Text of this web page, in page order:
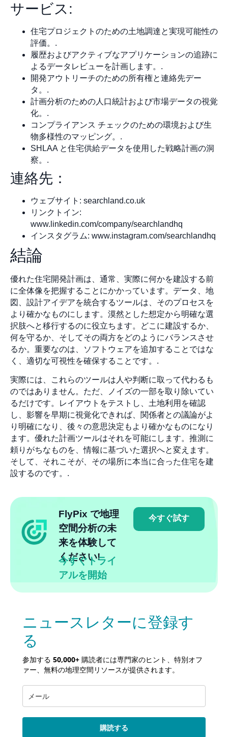
サービス:
住宅プロジェクトのための土地調達と実現可能性の
評価。.
履歴およびアクティブなアプリケーションの追跡に
よるデータレビューを計画します。.
開発アウトリーチのための所有権と連絡先デー
タ。.
計画分析のための人口統計および市場データの視覚
化。.
コンプライアンス チェックのための環境および生
物多様性のマッピング。.
SHLAA と住宅供給データを使用した戦略計画の洞
察。.
連絡先：
ウェブサイト: searchland.co.uk
リンクトイン:
www.linkedin.com/company/searchlandhq
インスタグラム: www.instagram.com/searchlandhq
結論
優れた住宅開発計画は、通常、実際に何かを建設する前
に全体像を把握することにかかっています。データ、地
図、設計アイデアを統合するツールは、そのプロセスを
より確かなものにします。漠然とした想定から明確な選
択肢へと移行するのに役立ちます。どこに建設するか、
何を守るか、そしてその両方をどのようにバランスさせ
るか。重要なのは、ソフトウェアを追加することではな
く、適切な可視性を確保することです。.
実際には、これらのツールは人や判断に取って代わるも
のではありません。ただ、ノイズの一部を取り除いてい
るだけです。レイアウトをテストし、土地利用を確認
し、影響を早期に視覚化できれば、関係者との議論がよ
り明確になり、後々の意思決定もより確かなものになり
ます。優れた計画ツールはそれを可能にします。推測に
頼りがちなものを、情報に基づいた選択へと変えます。
そして、それこそが、その場所に本当に合った住宅を建
設するのです。.
FlyPix で地理
空間分析の未
来を体験して
ください!
今すぐトライ
アルを開始
今すぐ試す
ニュースレターに登録す
る
参加する 50,000+ 購読者には専門家のヒント、特別オフ
ァー、無料の地理空間リソースが提供されます。
購読する